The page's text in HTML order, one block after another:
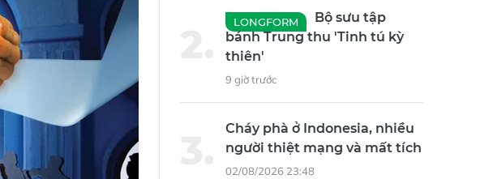
LONGFORM
Bộ sưu tập
bánh Trung thu 'Tinh tú kỳ
thiên'
9 giờ trước
Cháy phà ở Indonesia, nhiều
người thiệt mạng và mất tích
02/08/2026 23:48